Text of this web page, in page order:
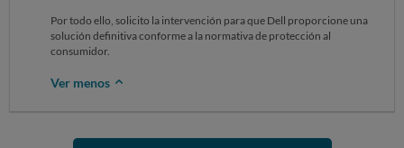
Por todo ello, solicito la intervención para que Dell proporcione una
solución definitiva conforme a la normativa de protección al
consumidor.
Ver menos